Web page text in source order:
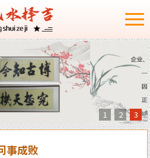
1 2 3
事成败